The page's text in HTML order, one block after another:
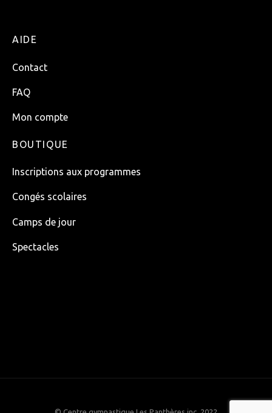
AIDE
Contact
FAQ
Mon compte
BOUTIQUE
Inscriptions aux programmes
Congés scolaires
Camps de jour
Spectacles